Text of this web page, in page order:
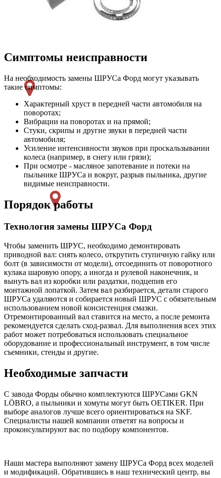
Симптомы неисправности
На необходимость замены ШРУСа Форд могут указывать
такие симптомы:
Характерный хруст в передней части автомобиля на
поворотах;
Вибрации на поворотах и на прямой;
Стуки, скрипы и другие звуки в передней части
автомобиля;
Усиление интенсивности звуков при проскальзывании
колеса (например, в снегу или грязи);
При осмотре - масляное запотевание и потеки на
пыльнике ШРУСа и вокруг, разрыв пыльника, другие
видимые неисправности.
Порядок работы
Технология замены ШРУСа Форд
Чтобы заменить ШРУС, необходимо демонтировать
приводной вал: снять колесо, открутить ступичную гайку или
болт (в зависимости от модели), отсоединить от поворотного
кулака шаровую опору, а иногда и рулевой наконечник, и
вынуть вал из коробки или раздатки, подцепив его
монтажной лопаткой. Затем вал разбирается, детали старого
ШРУСа удаляются и собирается новый ШРУС с обязательным
использованием новой консистенция смазки.
Отремонтированный вал ставится на место, а после ремонта
рекомендуется сделать сход-развал. Для выполнения всех этих
работ может потребоваться использовать специальное
оборудование и профессиональный инструмент, в том числе
съемники, стенды и другие.
Необходимые запчасти
С завода Форды обычно комплектуются ШРУСами GKN
LÖBRO, а пыльники и хомуты могут быть OETIKER. При
выборе аналогов лучше всего ориентироваться на SKF.
Специалисты нашей компании ответят на вопросы и
проконсультируют вас по подбору компонентов.
Наши мастера выполняют замену ШРУСа Форд всех моделей
и модификаций. Обратившись в наш технический центр, вы